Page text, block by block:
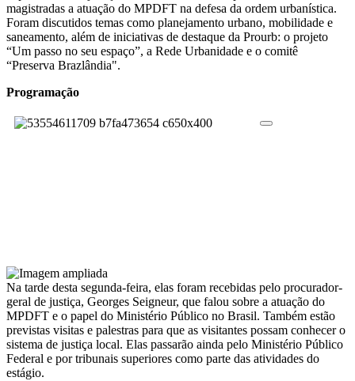
magistradas a atuação do MPDFT na defesa da ordem urbanística.
Foram discutidos temas como planejamento urbano, mobilidade e
saneamento, além de iniciativas de destaque da Prourb: o projeto
“Um passo no seu espaço”, a Rede Urbanidade e o comitê
“Preserva Brazlândia".
Programação
Na tarde desta segunda-feira, elas foram recebidas pelo procurador-
geral de justiça, Georges Seigneur, que falou sobre a atuação do
MPDFT e o papel do Ministério Público no Brasil. Também estão
previstas visitas e palestras para que as visitantes possam conhecer o
sistema de justiça local. Elas passarão ainda pelo Ministério Público
Federal e por tribunais superiores como parte das atividades do
estágio.